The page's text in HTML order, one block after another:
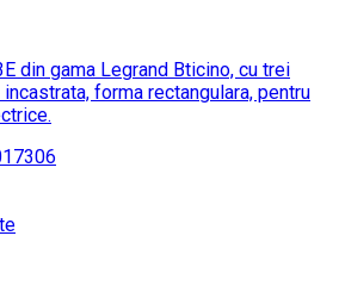
din gama Legrand Bticino, cu trei
forma rectangulara, pentru